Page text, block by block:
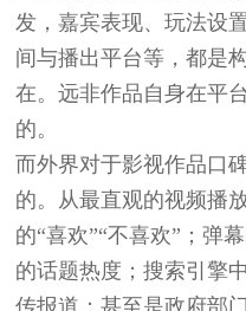
发，嘉宾表现、玩法设
间与播出平台等，都是
在。远非作品自身在平
的。
而外界对于影视作品口
的。从最直观的视频播
的“喜欢”“不喜欢”；弹
的话题热度；搜索引擎
传报道；甚至是政府部